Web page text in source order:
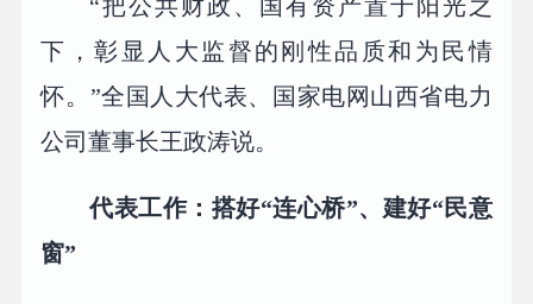
“把公共财政、国有资产置于阳光之
下，彰显人大监督的刚性品质和为民情
怀。”全国人大代表、国家电网山西省电力
公司董事长王政涛说。
代表工作：搭好“连心桥”、建好“民意
窗”